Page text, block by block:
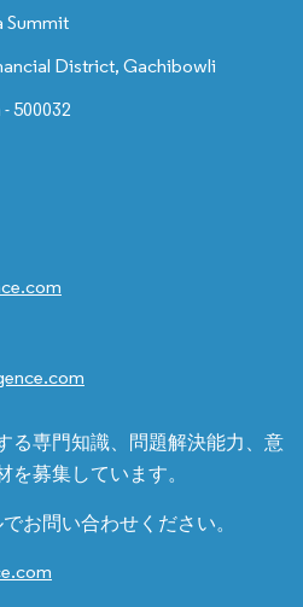
Summit
District, Gachibowli
500032
る専門知識、問題解決能力、意
募集しています。
お問い合わせください。